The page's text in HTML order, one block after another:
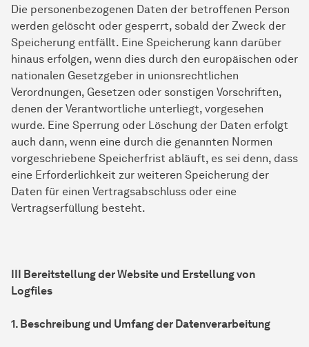
Die personenbezogenen Daten der betroffenen Person
werden gelöscht oder gesperrt, sobald der Zweck der
Speicherung entfällt. Eine Speicherung kann darüber
hinaus erfolgen, wenn dies durch den europäischen oder
nationalen Gesetzgeber in unionsrechtlichen
Verordnungen, Gesetzen oder sonstigen Vorschriften,
denen der Verantwortliche unterliegt, vorgesehen
wurde. Eine Sperrung oder Löschung der Daten erfolgt
auch dann, wenn eine durch die genannten Normen
vorgeschriebene Speicherfrist abläuft, es sei denn, dass
eine Erforderlichkeit zur weiteren Speicherung der
Daten für einen Vertragsabschluss oder eine
Vertragserfüllung besteht.
III Bereitstellung der Website und Erstellung von
Logfiles
1. Beschreibung und Umfang der Datenverarbeitung